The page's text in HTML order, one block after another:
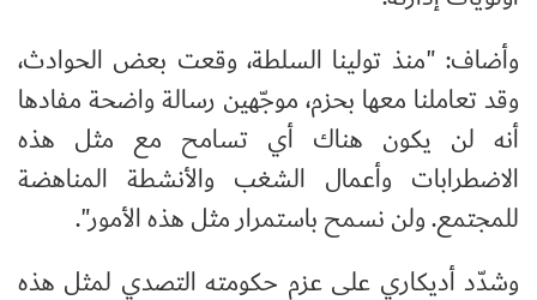
وأضاف: "منذ تولينا السلطة، وقعت بعض الحوادث،
وقد تعاملنا معها بحزم، موجّهين رسالة واضحة مفادها
أنه لن يكون هناك أي تسامح مع مثل هذه
الاضطرابات وأعمال الشغب والأنشطة المناهضة
للمجتمع. ولن نسمح باستمرار مثل هذه الأمور".
وشدّد أديكاري على عزم حكومته التصدي لمثل هذه